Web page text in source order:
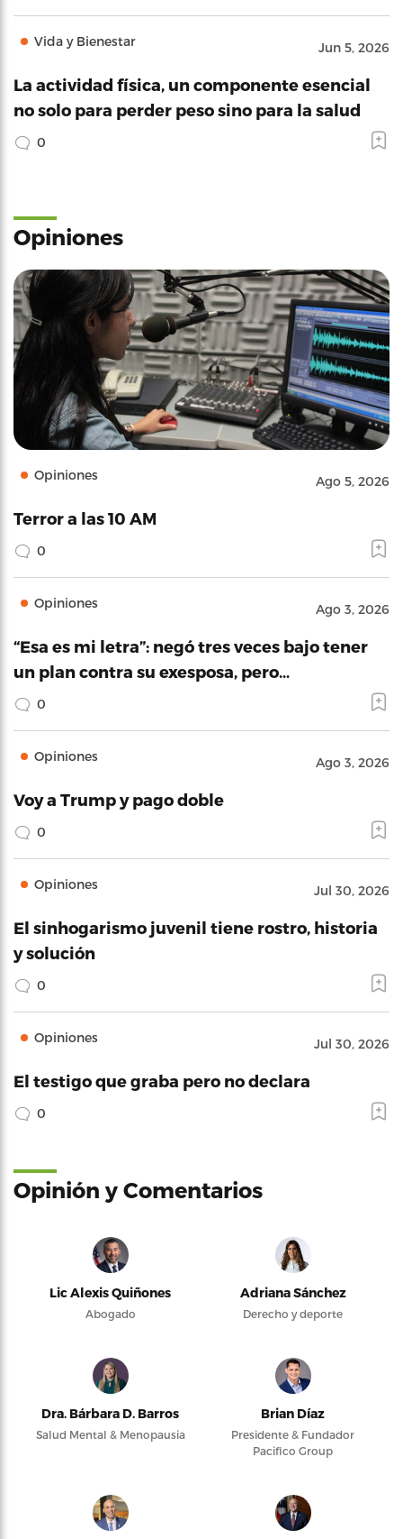
Vida y Bienestar Jun 5, 2026
La actividad física, un componente esencial
no solo para perder peso sino para la salud
0
Opiniones
Opiniones Ago 5, 2026
Terror a las 10 AM
0
Opiniones Ago 3, 2026
“Esa es mi letra”: negó tres veces bajo tener
un plan contra su exesposa, pero…
0
Opiniones Ago 3, 2026
Voy a Trump y pago doble
0
Opiniones Jul 30, 2026
El sinhogarismo juvenil tiene rostro, historia
y solución
0
Opiniones Jul 30, 2026
El testigo que graba pero no declara
0
Opinión y Comentarios
Lic Alexis Quiñones
Abogado
Adriana Sánchez
Derecho y deporte
Dra. Bárbara D. Barros
Salud Mental & Menopausia
Brian Díaz
Presidente & Fundador
Pacifico Group